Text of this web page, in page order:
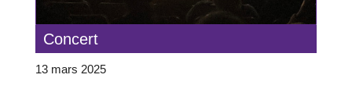
Concert
13 mars 2025